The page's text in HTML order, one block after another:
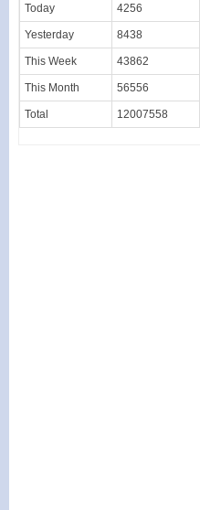
Today 4256
Yesterday 8438
This Week 43862
This Month 56556
Total 12007558